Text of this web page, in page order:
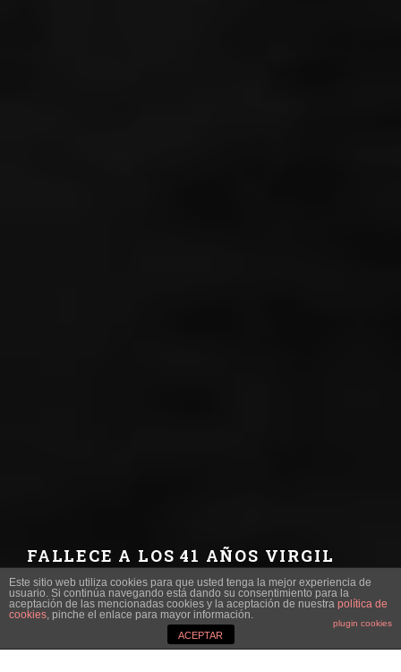
FALLECE A LOS 41 AÑOS VIRGIL
ABLOH, EL GRAN REVOLUCIONARIO
DE LA MODA URBANA
MODA TENDENCIAS
29 NOVIEMBRE, 2021
Este sitio web utiliza cookies para que usted tenga la mejor experiencia de
usuario. Si continúa navegando está dando su consentimiento para la
aceptación de las mencionadas cookies y la aceptación de nuestra política de
cookies, pinche el enlace para mayor información.
plugin cookies
ACEPTAR